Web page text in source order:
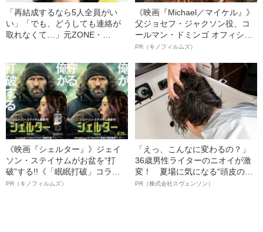
「再結成するなら5人全員がい
い」「でも、どうしても連絡が
取れなくて…」元ZONE・
理由
《映画『Michael／マイケル』》
父ジョセフ・ジャクソン役、コ
ールマン・ドミンゴ オフィシャ
ルインタビュー“観客を魅了した
語る”《日本興収70億円突破》
PR（キノフィルムズ）
《映画『シェルター』》ジェイ
ソン・ステイサムがお盆を“打
破”する!!《「眠眠打破」コラ
ボ》
PR（キノフィルムズ）
「えっ、こんなに変わるの？」
36歳男性ライターのニオイが激
変！ 夏場に気になる“頭皮のニ
オイ”や“ベタつき”を解消す
PR（株式会社スヴェンソン）